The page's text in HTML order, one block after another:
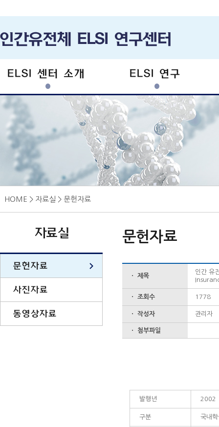
ELSI 센터 소개 ELSI 연구
HOME > 자료실 > 문헌자료
자료실
문헌자료
사진자료
동영상자료
문헌자료
ㆍ 제목
인간 유
ㆍ 조회수 1778
ㆍ 작성자 관리자
ㆍ 첨부파일
발행년 2002
구분 국내